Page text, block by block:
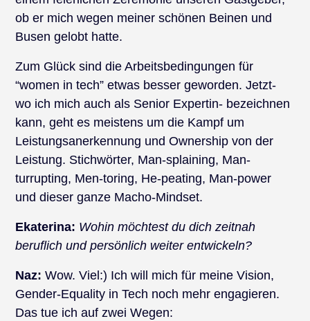
ob er mich wegen meiner schönen Beinen und
Busen gelobt hatte.
Zum Glück sind die Arbeitsbedingungen für
“women in tech” etwas besser geworden. Jetzt-
wo ich mich auch als Senior Expertin- bezeichnen
kann, geht es meistens um die Kampf um
Leistungsanerkennung und Ownership von der
Leistung. Stichwörter, Man-splaining, Man-
turrupting, Men-toring, He-peating, Man-power
und dieser ganze Macho-Mindset.
Ekaterina: Wohin möchtest du dich zeitnah
beruflich und persönlich weiter entwickeln?
Naz: Wow. Viel:) Ich will mich für meine Vision,
Gender-Equality in Tech noch mehr engagieren.
Das tue ich auf zwei Wegen: